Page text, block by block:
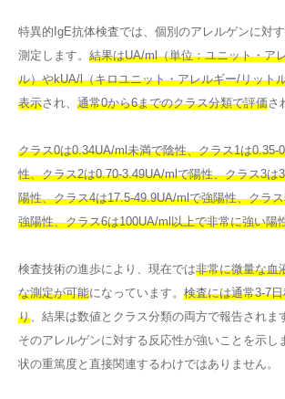
特異的IgE抗体検査では、個別のアレルゲンに対
測定します。 結果はUA/ml（単位：ユニット・ア
ル）やkUA/l（キロユニット・アレルギー/リット
表示され、 通常0から6までのクラス分類で評価さ
クラス0は0.34UA/ml未満で陰性、クラス1は0.35-
性、クラス2は0.70-3.49UA/mlで陽性、クラス3は
陽性、クラス4は17.5-49.9UA/mlで強陽性、クラ
強陽性、クラス6は100UA/ml以上で非常に強い陽
検査技術の進歩により、現在では非常に微量な血
な測定が可能になっています。 検査には通常3-7
り、結果は数値とクラス分類の両方で報告されま
そのアレルゲンに対する反応性が強いことを示し
状の重篤度と直接関連するわけではありません。